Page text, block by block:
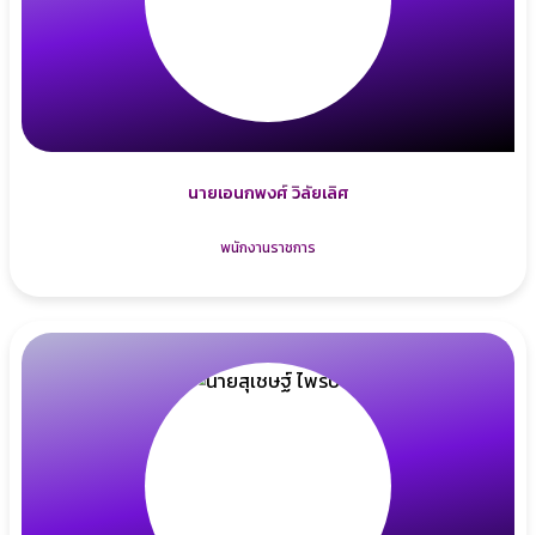
นายเอนกพงศ์ วิลัยเลิศ
พนักงานราชการ